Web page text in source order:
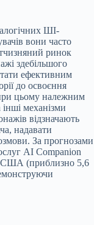
ШІ-
вони часто
ринок
здебільшого
ефективним
до освоєння
цьому належним
механізми
відзначають
надавати
За прогнозами
AI Companion
США (приблизно 5,6